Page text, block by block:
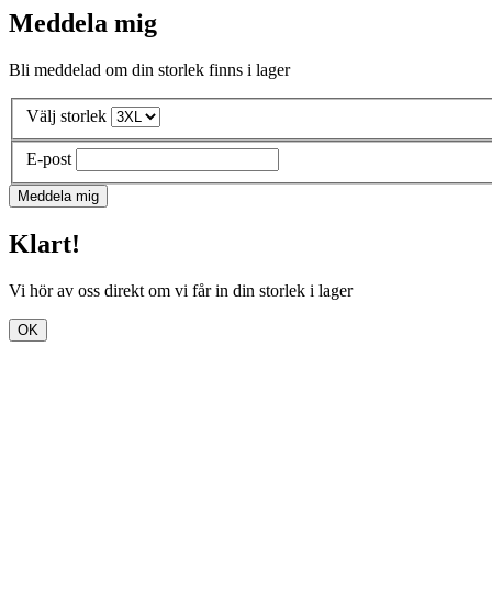
Meddela mig
Bli meddelad om din storlek finns i lager
Välj storlek
E-post
Meddela mig
Klart!
Vi hör av oss direkt om vi får in din storlek i lager
OK